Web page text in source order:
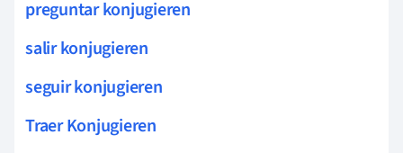
preguntar konjugieren
salir konjugieren
seguir konjugieren
Traer Konjugieren